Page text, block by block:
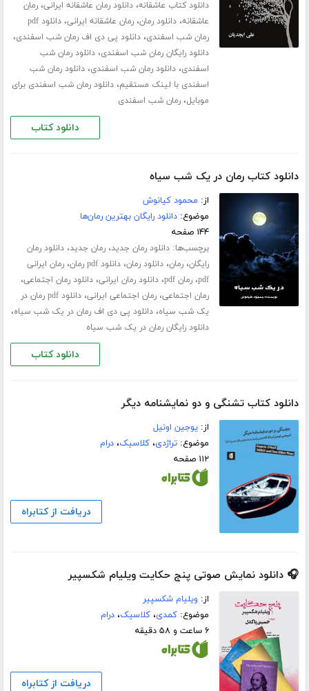
دانلود کتاب عاشقانه،دانلود رمان عاشقانه ایرانی،رمان
عاشقانه،دانلود رمان،رمان عاشقانه ایرانی،
دانلود pdf
رمان شب اسفندی،دانلود پی دی اف رمان شب اسفندی،
دانلود رایگان رمان شب اسفندی،دانلود رمان شب
اسفندی،دانلود رمان شب اسفندی،دانلود رمان شب
اسفندی با لینک مستقیم،دانلود رمان شب اسفندی برای
موبایل،رمان شب اسفندی
دانلود کتاب
دانلود کتاب رمان در یک شب سیاه
از: محمود کیانوش
موضوع:دانلود رایگان بهترین رمان‌ها
۱۴۴ صفحه
برچسب‌ها:دانلود رمان جدید،رمان جدید،دانلود رمان
رایگان،رمان،دانلود رمان،دانلود pdf رمان ،رمان ایرانی
pdf،رمان pdf ،دانلود رمان ایرانی،دانلود رمان اجتماعی،
رمان اجتماعی،رمان اجتماعی ایرانی،
دانلود pdf رمان در
یک شب سیاه،دانلود پی دی اف رمان در یک شب سیاه،
دانلود رایگان رمان در یک شب سیاه
دانلود کتاب
دانلود کتاب تشنگی و دو نمایشنامه دیگر
از:یوجین اونیل
موضوع:تراژدی،کلاسیک،درام
۱۱۲ صفحه
دریافت از کتابراه
🎧 دانلود نمایش صوتی پنج حکایت ویلیام شکسپیر
از: ویلیام شکسپیر
موضوع:کمدی،کلاسیک،درام
۶ ساعت و ۵۸ دقیقه
دریافت از کتابراه